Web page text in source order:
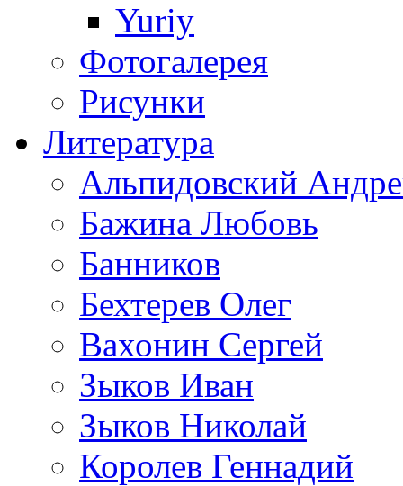
Yuriy
Фотогалерея
Рисунки
Литература
Альпидовский
Бажина Любовь
Банников
Бехтерев Олег
Вахонин Сергей
Зыков Иван
Зыков Николай
Королев Геннадий